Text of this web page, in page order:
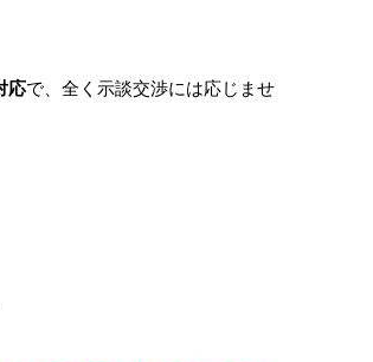
応で、全く示談交渉には応じませ